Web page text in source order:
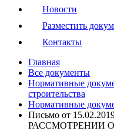
Новости
Разместить
Контакты
Главная
Все документы
Нормативные
строительства
Нормативные
Письмо от
РАССМОТРЕНИИ